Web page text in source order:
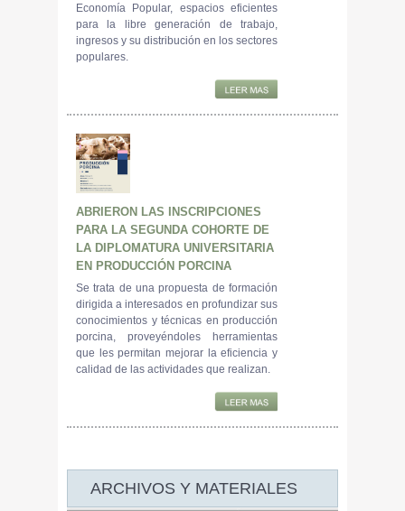
Economía Popular, espacios eficientes
para la libre generación de trabajo,
ingresos y su distribución en los sectores
populares.
ABRIERON LAS INSCRIPCIONES
PARA LA SEGUNDA COHORTE DE
LA DIPLOMATURA UNIVERSITARIA
EN PRODUCCIÓN PORCINA
Se trata de una propuesta de formación
dirigida a interesados en profundizar sus
conocimientos y técnicas en producción
porcina, proveyéndoles herramientas
que les permitan mejorar la eficiencia y
calidad de las actividades que realizan.
ARCHIVOS Y MATERIALES